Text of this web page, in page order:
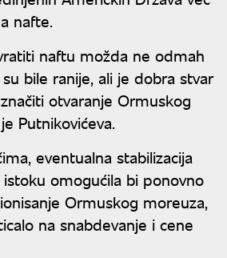
nafte.
naftu možda ne odmah
bile ranije, ali je dobra stvar
otvaranje Ormuskog
Putnikovićeva.
eventualna stabilizacija
omogućila bi ponovno
Ormuskog moreuza,
na snabdevanje i cene